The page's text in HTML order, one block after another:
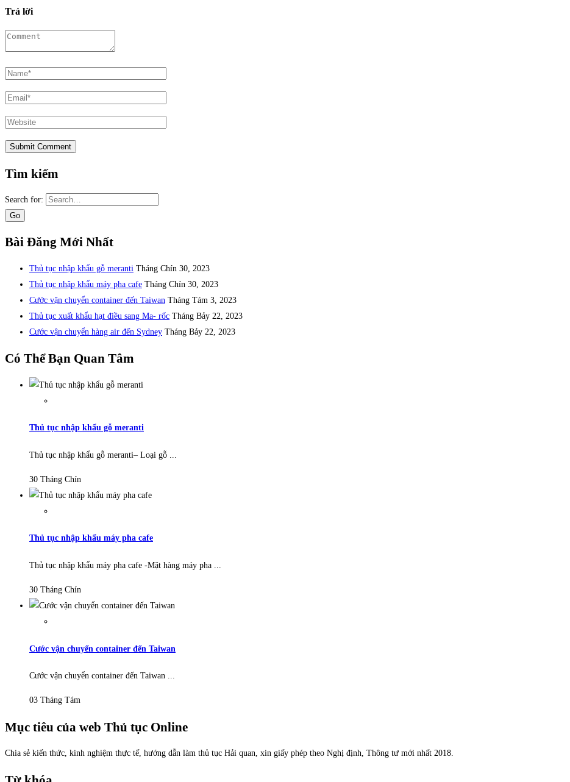
Trả lời
Tìm kiếm
Search for:
Bài Đăng Mới Nhất
Thủ tục nhập khẩu gỗ meranti Tháng Chín 30, 2023
Thủ tục nhập khẩu máy pha cafe Tháng Chín 30, 2023
Cước vận chuyển container đến Taiwan Tháng Tám 3, 2023
Thủ tục xuất khẩu hạt điều sang Ma- rốc Tháng Bảy 22, 2023
Cước vận chuyển hàng air đến Sydney Tháng Bảy 22, 2023
Có Thể Bạn Quan Tâm
Thủ tục nhập khẩu gỗ meranti
Thủ tục nhập khẩu gỗ meranti– Loại gỗ ...
30 Tháng Chín
Thủ tục nhập khẩu máy pha cafe
Thủ tục nhập khẩu máy pha cafe -Mặt hàng máy pha ...
30 Tháng Chín
Cước vận chuyển container đến Taiwan
Cước vận chuyển container đến Taiwan ...
03 Tháng Tám
Mục tiêu của web Thủ tục Online
Chia sẻ kiến thức, kinh nghiệm thực tế, hướng dẫn làm thủ tục Hải quan, xin giấy phép theo Nghị định, Thông tư mới nhất 2018.